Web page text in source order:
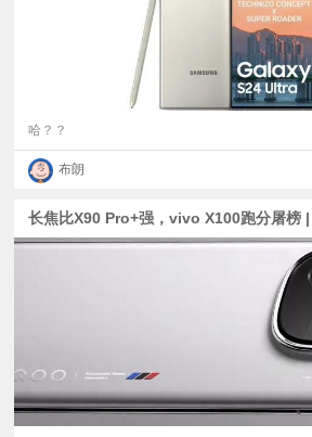
哈？？
布朗